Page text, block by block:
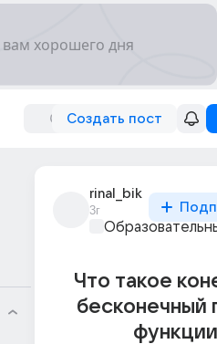
Создать пост
rinal_bik
3г
Что такое
бесконечный